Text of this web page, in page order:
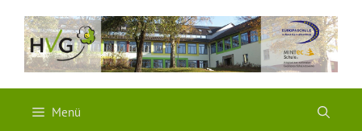
Inhalt
springen
Menü